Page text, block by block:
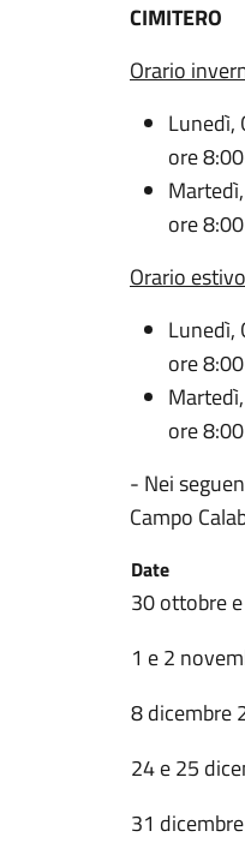
CIMITERO
Orario
Lunedì,
ore
ore
Orario
Lunedì,
ore
ore
- Nei
Campo
Date
30 ottobre
1 e 2
8 dicembre
24 e 25
31